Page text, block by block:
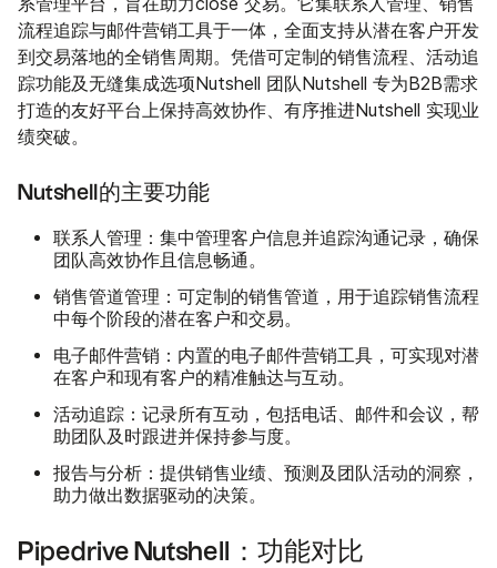
流程追踪与邮件营销工具于一体，全面支持从潜在客户开发
到交易落地的全销售周期。凭借可定制的销售流程、活动追
踪功能及无缝集成选项Nutshell 团队Nutshell 专为B2B需求
打造的友好平台上保持高效协作、有序推进Nutshell 实现业
绩突破。
Nutshell的主要功能
联系人管理 ：集中管理客户信息并追踪沟通记录，确保
团队高效协作且信息畅通。
销售管道管理 ：可定制的销售管道，用于追踪销售流程
中每个阶段的潜在客户和交易。
电子邮件营销 ：内置的电子邮件营销工具，可实现对潜
在客户和现有客户的精准触达与互动。
活动追踪 ：记录所有互动，包括电话、邮件和会议，帮
助团队及时跟进并保持参与度。
报告与分析 ：提供销售业绩、预测及团队活动的洞察，
助力做出数据驱动的决策。
Pipedrive Nutshell：功能对比